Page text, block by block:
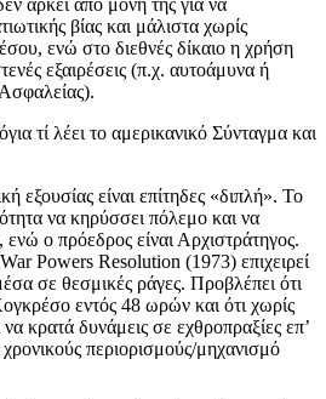
βίας και μάλιστα χωρίς
ενώ στο διεθνές δίκαιο η χρήση
εξαιρέσεις (π.χ. αυτοάμυνα ή
τί λέει το αμερικανικό Σύνταγμα και
εξουσίας είναι επίτηδες «διπλή». Το
να κηρύσσει πόλεμο και να
ο πρόεδρος είναι Αρχιστράτηγος.
Powers Resolution (1973) επιχειρεί
σε θεσμικές ράγες. Προβλέπει ότι
εντός 48 ωρών και ότι χωρίς
κρατά δυνάμεις σε εχθροπραξίες επ’
χρονικούς περιορισμούς/μηχανισμό